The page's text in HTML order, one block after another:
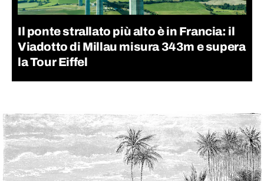
Il ponte strallato più alto è in Francia: il
Viadotto di Millau misura 343m e supera
la Tour Eiffel